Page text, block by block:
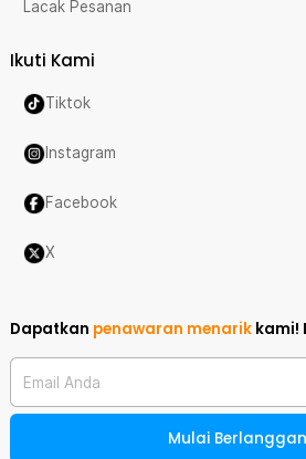
Lacak Pesanan
Ikuti Kami
Tiktok
Instagram
Facebook
X
Dapatkan penawaran menarik kami!
Email Anda
Mulai